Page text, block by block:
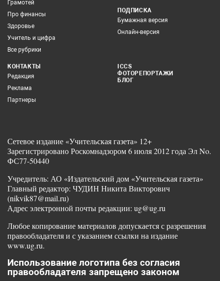
Грамотей
Про финансы
Здоровье
Учитель и цифра
Все рубрики
ПОДПИСКА
Бумажная версия
Онлайн-версия
КОНТАКТЫ
Редакция
Реклама
Партнеры
ICCS
ФОТОРЕПОРТАЖИ
БЛОГ
Сетевое издание «Учительская газета» 12+
Зарегистрировано Роскомнадзором 6 июля 2012 года Эл No.
ФС77-50440
Учредитель: АО «Издательский дом «Учительская газета»
Главный редактор: ЧУДИН Никита Викторович
(nikvik87@mail.ru)
Адрес электронной почты редакции: ug@ug.ru
Любое копирование материалов допускается с разрешения
правообладателя и с указанием ссылки на издание
www.ug.ru.
Использование логотипа без согласия
правообладателя запрещено законом